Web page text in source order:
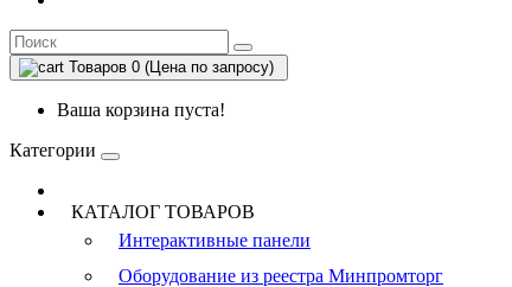
Товаров 0 (Цена по запросу)
Ваша корзина пуста!
Категории
КАТАЛОГ ТОВАРОВ
Интерактивные панели
Оборудование из реестра Минпромторг